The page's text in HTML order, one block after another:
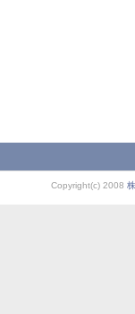
Copyright(c) 2008